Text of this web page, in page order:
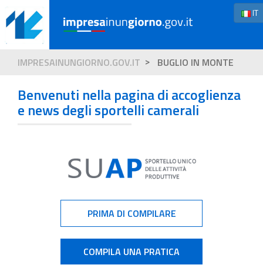
IT
IMPRESAINUNGIORNO.GOV.IT BUGLIO IN MONTE
Benvenuti nella pagina di accoglienza
e news degli sportelli camerali
PRIMA DI COMPILARE
COMPILA UNA PRATICA